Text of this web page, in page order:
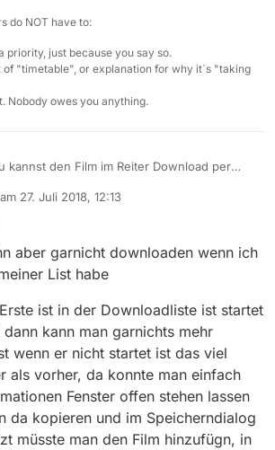
do NOT have to:
priority, just because you say so.
of "timetable", or explanation for why it´s "taking
Nobody owes you anything.
kannst den Film im Reiter Download per
27. Juli 2018, 12:13
von
aber garnicht downloaden wenn ich
List habe
ist in der Downloadliste ist startet
kann man garnichts mehr
wenn er nicht startet ist das viel
als vorher, da konnte man einfach
Fenster offen stehen lassen
da kopieren und im Speicherndialog
müsste man den Film hinzufügn, in